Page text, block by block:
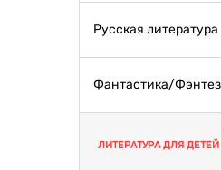
Русская литература
Фантастика/
ЛИТЕРАТУРА ДЛЯ ДЕТЕЙ